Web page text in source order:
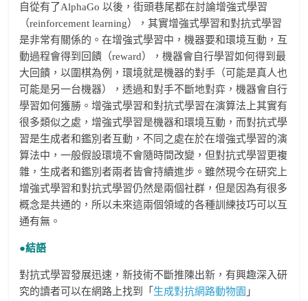
自從有了AlphaGo 以後，街頭巷尾都在討論增強式學習
（reinforcement learning），其實增強式學習和對抗式學習
是非常有關係的。在增強式學習中，機器要和環境互動，互
動過程會得到回饋（reward），機器會自行學習如何得到最
大回饋，以圍棋為例，環境就是機器的對手（可能是真人也
可能是另一台機器），透過和對手不斷地對弈，機器會自行
學習如何獲勝。增強式學習和對抗式學習在演算法上其實有
很多類似之處，增強式學習是機器和環境互動，而對抗式學
習是生成者和鑑別者互動，不同之處在於在增強式學習的演
算法中，一般假設環境不會隨時間改變，但對抗式學習更複
雜，生成者和鑑別者兩者皆會持續進步。雖然現今在研究上
增強式學習和對抗式學習仍然是兩個社群，但是因為有很多
概念是共通的，所以未來這兩個領域的各種訓練技巧可以互
通有無。
●結語
對抗式學習發展迅速，新技術不斷推陳出新，有興趣深入研
究的讀者可以在網路上找到「 生成對抗網路動物園 」